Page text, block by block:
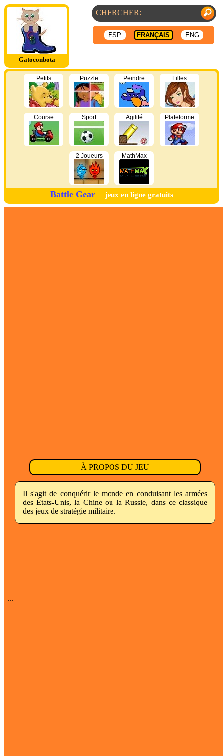
Gatoconbota
ESP FRANÇAIS ENG
Petits Puzzle Peindre Filles
Course Sport Agilité Plateforme
2 Joueurs MathMax
Battle Gear jeux en ligne gratuits
À PROPOS DU JEU
Il s'agit de conquérir le monde en conduisant les armées
des États-Unis, la Chine ou la Russie, dans ce classique
des jeux de stratégie militaire.
...